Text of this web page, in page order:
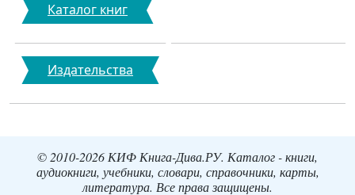
Каталог книг
Издательства
© 2010-2026 КИФ Книга-Дива.РУ. Каталог - книги,
аудиокниги, учебники, словари, справочники, карты,
литература. Все права защищены.